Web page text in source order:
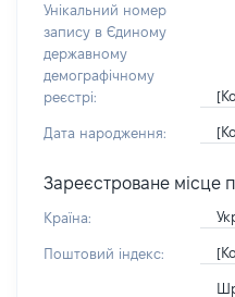
Унікальний номер
запису в Єдиному
державному
демографічному
реєстрі:
Дата народження:
Зареєстроване місце
Країна:
Поштовий індекс: